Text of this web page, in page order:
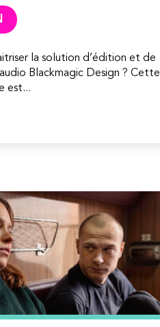
la solution d’édition et de
Blackmagic Design ? Cette
est...